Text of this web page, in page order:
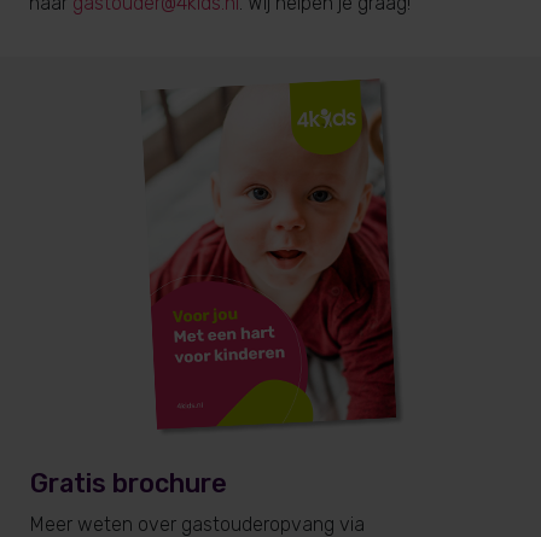
Gratis brochure
Meer weten over gastouderopvang via